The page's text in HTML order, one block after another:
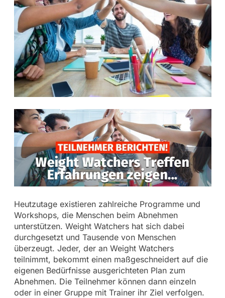
Heutzutage existieren zahlreiche Programme und
Workshops, die Menschen beim Abnehmen
unterstützen. Weight Watchers hat sich dabei
durchgesetzt und Tausende von Menschen
überzeugt. Jeder, der an Weight Watchers
teilnimmt, bekommt einen maßgeschneidert auf die
eigenen Bedürfnisse ausgerichteten Plan zum
Abnehmen. Die Teilnehmer können dann einzeln
oder in einer Gruppe mit Trainer ihr Ziel verfolgen.